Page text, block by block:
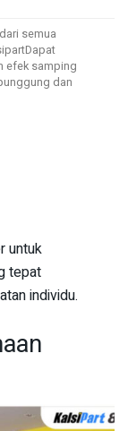
semua
efek samping
dan
untuk
tepat
individu.